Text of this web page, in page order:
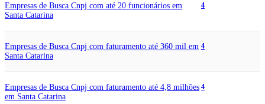
Empresas de Busca Cnpj com até 20 funcionários em
Santa Catarina
4
Empresas de Busca Cnpj com faturamento até 360 mil em
Santa Catarina
4
Empresas de Busca Cnpj com faturamento até 4,8 milhões
em Santa Catarina
4